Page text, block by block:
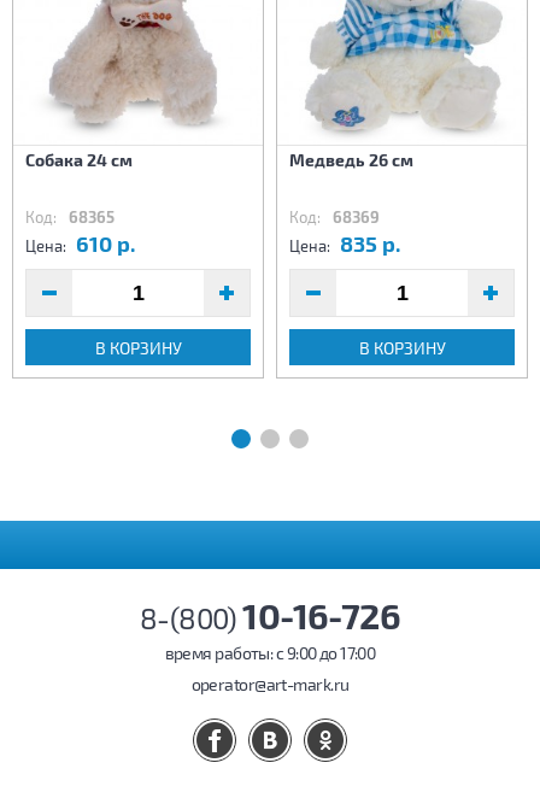
Собака 24 см
Код: 68365
Цена: 610 р.
В КОРЗИНУ
Медведь 26 см
Код: 68369
Цена: 835 р.
В КОРЗИНУ
8-(800)10-16-726
время работы: c 9:00 до 17:00
operator@art-mark.ru